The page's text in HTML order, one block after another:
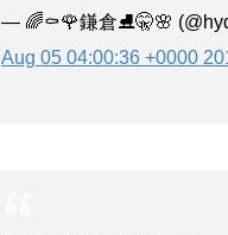
— 🌈⚰🌹鎌倉⛸🤫🌸
Aug 05 04:00:36 +0000